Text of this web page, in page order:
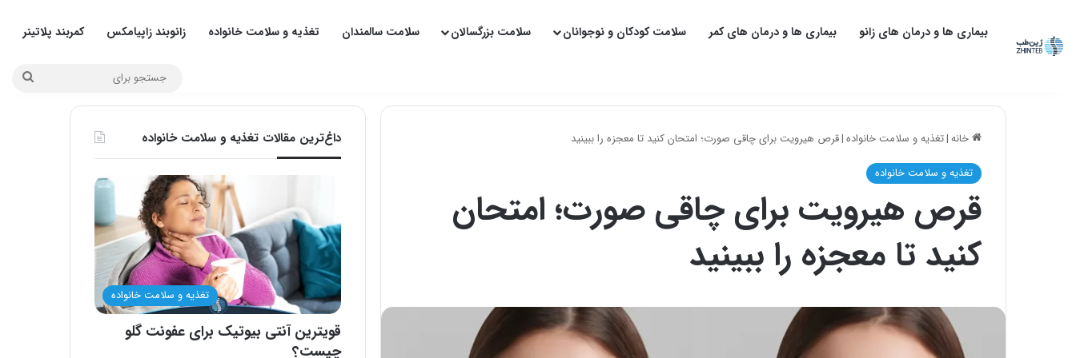
بیماری ها و درمان های زانو بیماری ها و درمان های کمر سلامت کودکان و نوجوانان سلامت بزرگسالان سلامت سالمندان تغذیه و سلامت خانواده زانوبند زاپیامکس کمربند پلاتینر
خانه|تغذیه و سلامت خانواده|قرص هیرویت برای چاقی صورت؛ امتحان کنید تا معجزه را ببینید
تغذیه و سلامت خانواده
قرص هیرویت برای چاقی صورت؛ امتحان
کنید تا معجزه را ببینید
داغ‌ترین مقالات تغذیه و سلامت خانواده
تغذیه و سلامت خانواده
قویترین آنتی بیوتیک برای عفونت گلو
چیست؟